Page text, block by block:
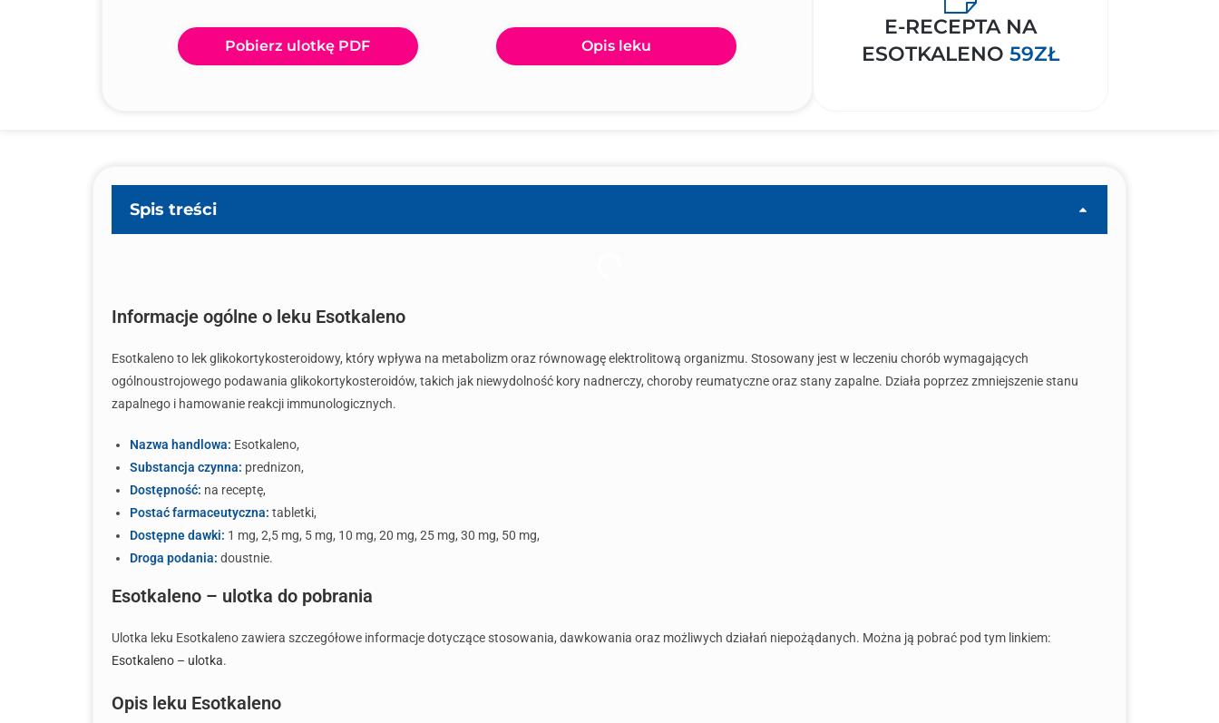
Pobierz ulotkę PDF Opis leku
E-RECEPTA NA
ESOTKALENO 59ZŁ
Spis treści
Informacje ogólne o leku Esotkaleno
Esotkaleno to lek glikokortykosteroidowy, który wpływa na metabolizm oraz równowagę elektrolitową organizmu. Stosowany jest w leczeniu chorób wymagających
ogólnoustrojowego podawania glikokortykosteroidów, takich jak niewydolność kory nadnerczy, choroby reumatyczne oraz stany zapalne. Działa poprzez zmniejszenie stanu
zapalnego i hamowanie reakcji immunologicznych.
Nazwa handlowa: Esotkaleno,
Substancja czynna: prednizon,
Dostępność: na receptę,
Postać farmaceutyczna: tabletki,
Dostępne dawki: 1 mg, 2,5 mg, 5 mg, 10 mg, 20 mg, 25 mg, 30 mg, 50 mg,
Droga podania: doustnie.
Esotkaleno – ulotka do pobrania
Ulotka leku Esotkaleno zawiera szczegółowe informacje dotyczące stosowania, dawkowania oraz możliwych działań niepożądanych. Można ją pobrać pod tym linkiem:
Esotkaleno – ulotka.
Opis leku Esotkaleno